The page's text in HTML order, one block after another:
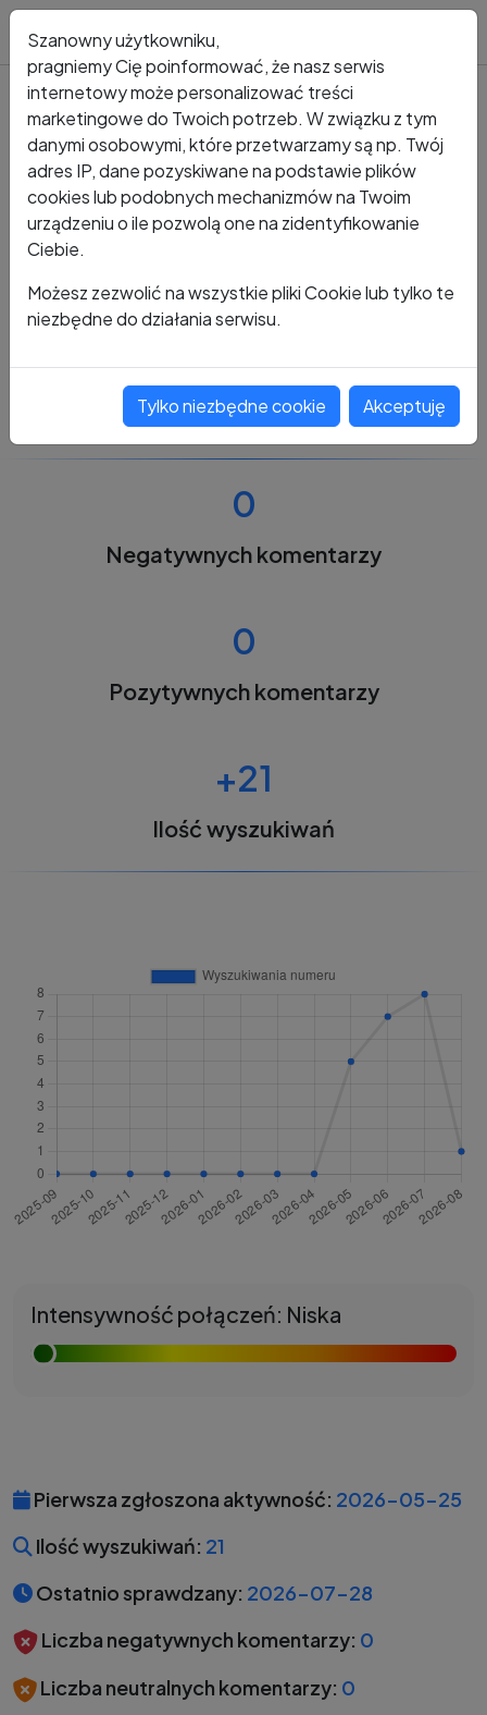
Kto dzwonił? Numer +48 316 861 948
+48 316 861 948
0
Negatywnych komentarzy
0
Pozytywnych komentarzy
+21
Ilość wyszukiwań
Intensywność połączeń: Niska
Pierwsza zgłoszona aktywność: 2026-05-25
Ilość wyszukiwań: 21
Ostatnio sprawdzany: 2026-07-28
Liczba negatywnych komentarzy: 0
Liczba neutralnych komentarzy: 0
Szanowny użytkowniku,
pragniemy Cię poinformować, że nasz serwis
internetowy może personalizować treści
marketingowe do Twoich potrzeb. W związku z tym
danymi osobowymi, które przetwarzamy są np. Twój
adres IP, dane pozyskiwane na podstawie plików
cookies lub podobnych mechanizmów na Twoim
urządzeniu o ile pozwolą one na zidentyfikowanie
Ciebie.
Możesz zezwolić na wszystkie pliki Cookie lub tylko te
niezbędne do działania serwisu.
Tylko niezbędne cookie Akceptuję